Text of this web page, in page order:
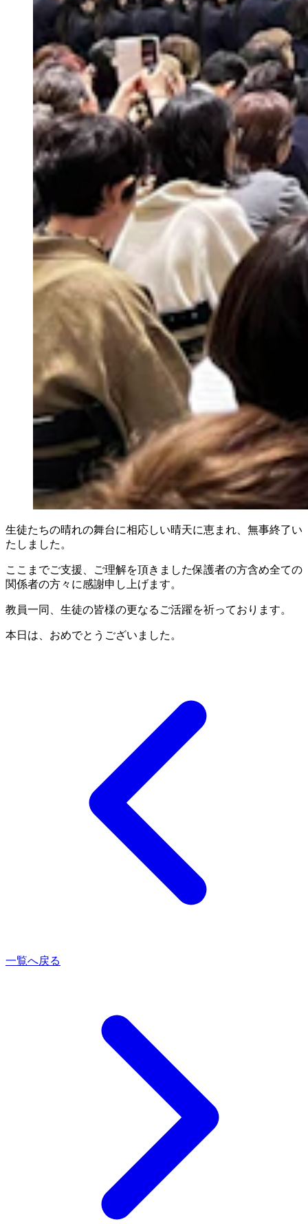
生徒たちの晴れの舞台に相応しい晴天に恵まれ、無事終了い
たしました。
ここまでご支援、ご理解を頂きました保護者の方含め全ての
関係者の方々に感謝申し上げます。
教員一同、生徒の皆様の更なるご活躍を祈っております。
本日は、おめでとうございました。
一覧へ戻る